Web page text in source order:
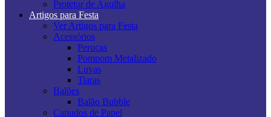
Protetor de Agulha
Artigos para Festa
Ver Artigos para Festa
Acessórios
Perucas
Pompom Metalizado
Luvas
Tiaras
Balões
Balão Bubble
Canudos de Papel